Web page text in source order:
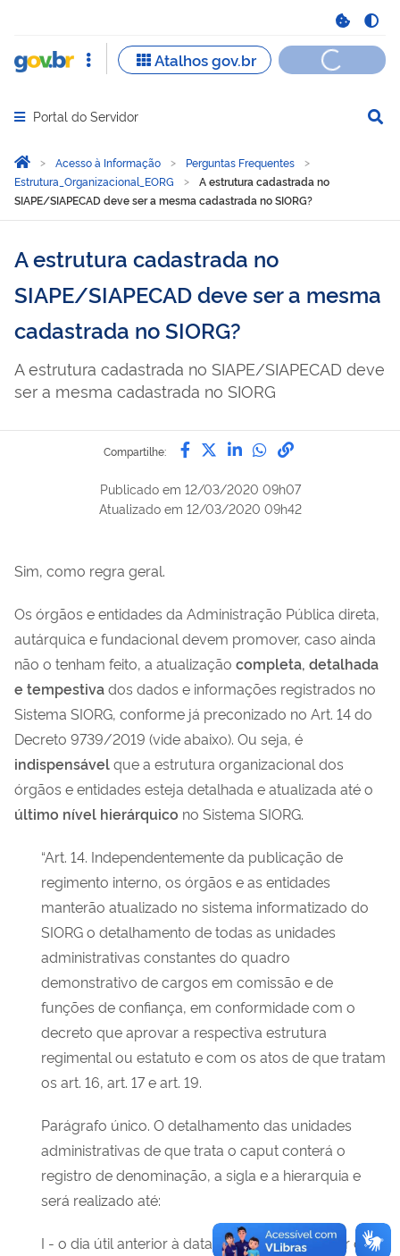
Abrir menu principal de navegação
Portal do Servidor
Você está aqui:
Página Inicial
Acesso à Informação
Perguntas Frequentes
Estrutura_Organizacional_EORG
A estrutura cadastrada no
SIAPE/SIAPECAD deve ser a mesma cadastrada no SIORG?
A estrutura cadastrada no
SIAPE/SIAPECAD deve ser a mesma
cadastrada no SIORG?
A estrutura cadastrada no SIAPE/SIAPECAD deve
ser a mesma cadastrada no SIORG
Compartilhe: Compartilhe por Facebook
Compartilhe por Twitter
Compartilhe por
Compartilhe
link para
Publicado em 12/03/2020 09h07
Atualizado em 12/03/2020 09h42
Sim, como regra geral.
Os órgãos e entidades da Administração Pública direta,
autárquica e fundacional devem promover, caso ainda
não o tenham feito, a atualização completa, detalhada
e tempestivados dados e informações registrados no
Sistema SIORG, conforme já preconizado no Art. 14 do
Decreto 9739/2019 (vide abaixo). Ou seja, é
indispensávelque a estrutura organizacional dos
órgãos e entidades esteja detalhada e atualizada até o
último nível hierárquico no Sistema SIORG.
“Art. 14. Independentemente da publicação de
regimento interno, os órgãos e as entidades
manterão atualizado no sistema informatizado do
SIORG o detalhamento de todas as unidades
administrativas constantes do quadro
demonstrativo de cargos em comissão e de
funções de confiança, em conformidade com o
decreto que aprovar a respectiva estrutura
regimental ou estatuto e com os atos de que tratam
os art. 16, art. 17 e art. 19.
Parágrafo único. O detalhamento das unidades
administrativas de que trata o caput conterá o
registro de denominação, a sigla e a hierarquia e
será realizado até:
I - o dia útil anterior à data de entrada em vigor do